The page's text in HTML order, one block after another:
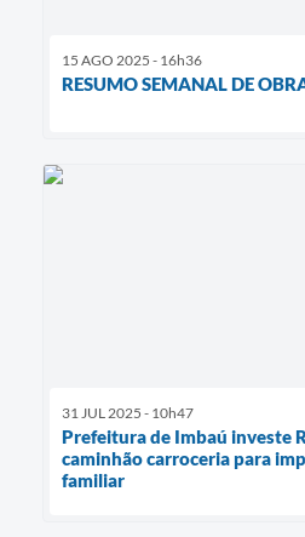
15 AGO 2025 - 16h36
RESUMO SEMANAL DE
31 JUL 2025 - 10h47
Prefeitura de Imbaú investe
caminhão carroceria para
familiar